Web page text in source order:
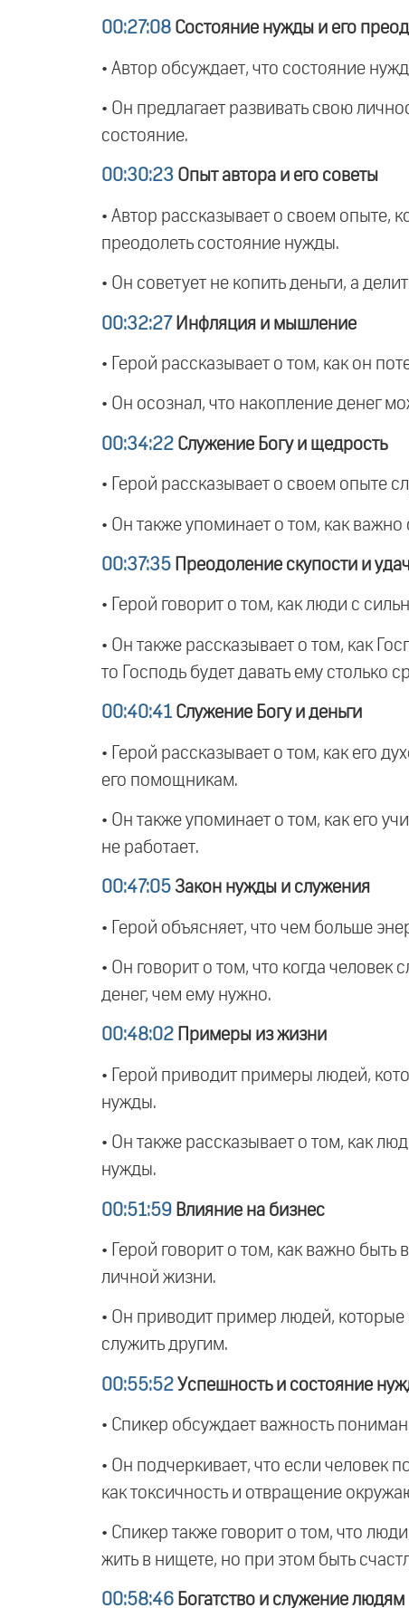
00:27:08 Состояние нужды и его
• Автор обсуждает, что состояние
• Он предлагает развивать свою
состояние.
00:30:23 Опыт автора и его советы
• Автор рассказывает о своем опыте,
преодолеть состояние нужды.
• Он советует не копить деньги, а
00:32:27 Инфляция и мышление
• Герой рассказывает о том, как он
• Он осознал, что накопление денег
00:34:22 Служение Богу и щедрость
• Герой рассказывает о своем опыте
• Он также упоминает о том, как
00:37:35 Преодоление скупости и
• Герой говорит о том, как люди с
• Он также рассказывает о том, как
то Господь будет давать ему столько
00:40:41 Служение Богу и деньги
• Герой рассказывает о том, как его
его помощникам.
• Он также упоминает о том, как его
не работает.
00:47:05 Закон нужды и служения
• Герой объясняет, что чем больше
• Он говорит о том, что когда
денег, чем ему нужно.
00:48:02 Примеры из жизни
• Герой приводит примеры людей,
нужды.
• Он также рассказывает о том, как
нужды.
00:51:59 Влияние на бизнес
• Герой говорит о том, как важно
личной жизни.
• Он приводит пример людей, которые
служить другим.
00:55:52 Успешность и состояние
• Спикер обсуждает важность
• Он подчеркивает, что если человек
как токсичность и отвращение
• Спикер также говорит о том, что
жить в нищете, но при этом быть
00:58:46 Богатство и служение людям